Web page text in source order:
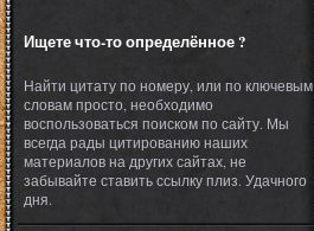
Ищете что-то определённое ?
Найти цитату по номеру, или по ключевым
словам просто, необходимо
воспользоваться поиском по сайту. Мы
всегда рады цитированию наших
материалов на других сайтах, не
забывайте ставить ссылку плиз. Удачного
дня.